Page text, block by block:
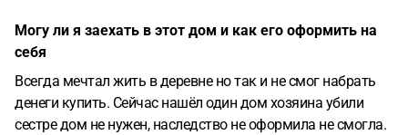
Могу ли я заехать в этот дом и как его оформить на
себя
Всегда мечтал жить в деревне но так и не смог набрать
денеги купить. Сейчас нашёл один дом хозяина убили
сестре дом не нужен, наследство не оформила не смогла.